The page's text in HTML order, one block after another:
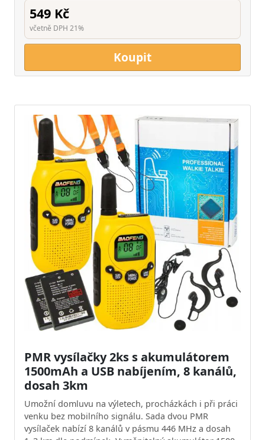
549 Kč
včetně DPH 21%
Koupit
PMR vysílačky 2ks s akumulátorem
1500mAh a USB nabíjením, 8 kanálů,
dosah 3km
Umožní domluvu na výletech, procházkách i při práci
venku bez mobilního signálu. Sada dvou PMR
vysílaček nabízí 8 kanálů v pásmu 446 MHz a dosah